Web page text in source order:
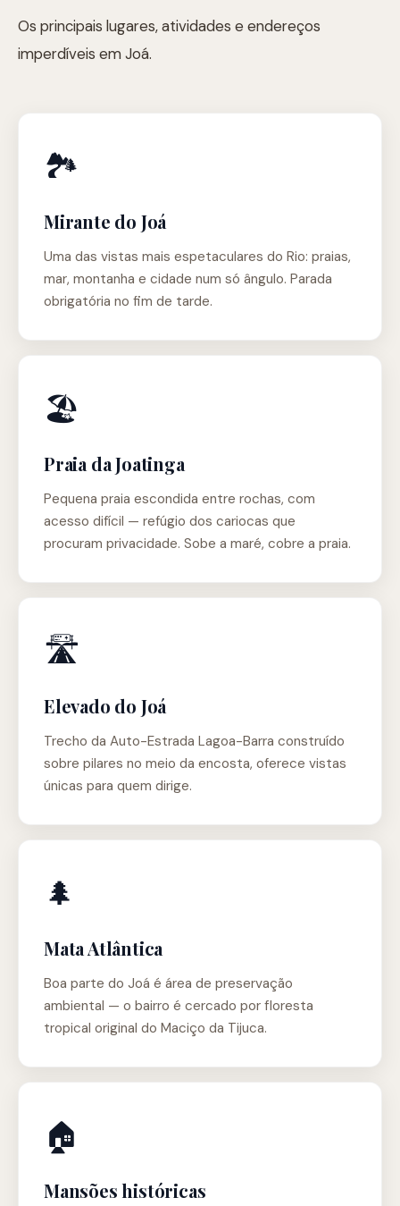
Os principais lugares, atividades e endereços
imperdíveis em Joá.
🏞️
Mirante do Joá
Uma das vistas mais espetaculares do Rio: praias,
mar, montanha e cidade num só ângulo. Parada
obrigatória no fim de tarde.
🏖️
Praia da Joatinga
Pequena praia escondida entre rochas, com
acesso difícil — refúgio dos cariocas que
procuram privacidade. Sobe a maré, cobre a praia.
🛣️
Elevado do Joá
Trecho da Auto-Estrada Lagoa-Barra construído
sobre pilares no meio da encosta, oferece vistas
únicas para quem dirige.
🌲
Mata Atlântica
Boa parte do Joá é área de preservação
ambiental — o bairro é cercado por floresta
tropical original do Maciço da Tijuca.
🏠
Mansões históricas